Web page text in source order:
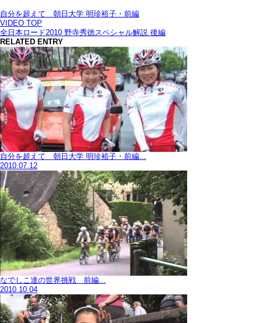
自分を超えて 朝日大学 明珍裕子・前編
VIDEO TOP
全日本ロード2010 野寺秀徳スペシャル解説 後編
RELATED ENTRY
自分を超えて 朝日大学 明珍裕子・前編...
2010.07.12
なでしこ達の世界挑戦 前編...
2010.10.04